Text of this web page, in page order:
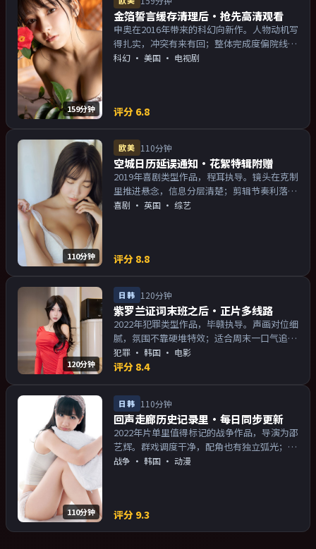
159分钟
金箔誓言缓存清理后·抢先高清观看
申奥在2016年带来的科幻向新作。人物动机写
得扎实，冲突有来有回；整体完成度偏院线质
感。主演以演技派为主，适合喜欢强叙事与人
科幻 · 美国 · 电视剧
评分 6.8
110分钟
欧美 110分钟
空城日历延误通知·花絮特辑附赠
2019年喜剧类型作品，程耳执导。镜头在克制
里推进悬念，信息分层清楚；剪辑节奏利落，
观感顺滑。主演以演技派为主，适合喜欢强叙
喜剧 · 英国 · 综艺
评分 8.8
120分钟
日韩 120分钟
紫罗兰证词末班之后·正片多线路
2022年犯罪类型作品，毕赣执导。声画对位细
腻，氛围不靠硬堆特效；适合周末一口气追
完。主演以演技派为主，适合喜欢强叙事与人
物关系的观众加入片单。
犯罪 · 韩国 · 电影
评分 8.4
110分钟
日韩 110分钟
回声走廊历史记录里·每日同步更新
2022年片单里值得标记的战争作品，导演为邵
艺辉。群戏调度干净，配角也有独立弧光；配
乐与画面气质统一。主演以演技派为主，适合
战争 · 韩国 · 动漫
评分 9.3